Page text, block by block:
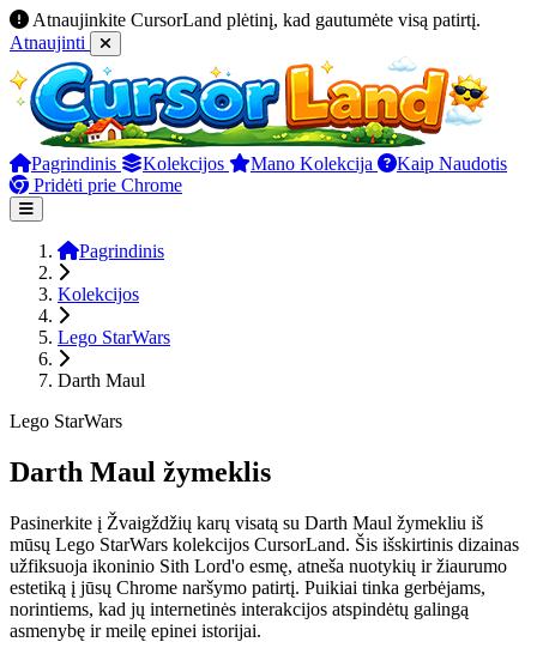
Atnaujinkite CursorLand plėtinį, kad gautumėte visą patirtį.
Atnaujinti
Pagrindinis Kolekcijos Mano Kolekcija
Kaip Naudotis
Pridėti prie Chrome
Pagrindinis
Kolekcijos
Lego StarWars
Darth Maul
Lego StarWars
Darth Maul žymeklis
Pasinerkite į Žvaigždžių karų visatą su Darth Maul žymekliu iš
mūsų Lego StarWars kolekcijos CursorLand. Šis išskirtinis dizainas
užfiksuoja ikoninio Sith Lord'o esmę, atneša nuotykių ir žiaurumo
estetiką į jūsų Chrome naršymo patirtį. Puikiai tinka gerbėjams,
norintiems, kad jų internetinės interakcijos atspindėtų galingą
asmenybę ir meilę epinei istorijai.